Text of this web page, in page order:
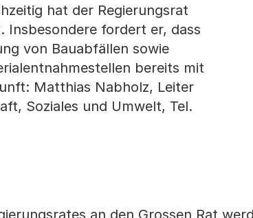
hat der Regierungsrat
Insbesondere fordert er, dass
von Bauabfällen sowie
bereits mit
Matthias Nabholz, Leiter
Soziales und Umwelt, Tel.
an den Grossen Rat